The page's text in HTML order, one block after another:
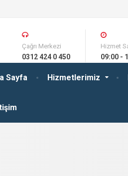
Sayfa Hizmetlerimiz
Çağrı Merkezi
0312 424 0 450
Hizmet
09:00 -